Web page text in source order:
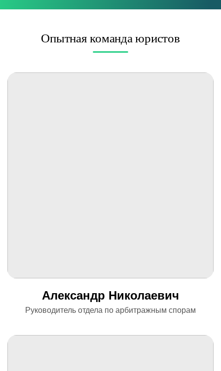
Опытная команда юристов
Александр Николаевич
Руководитель отдела по арбитражным спорам